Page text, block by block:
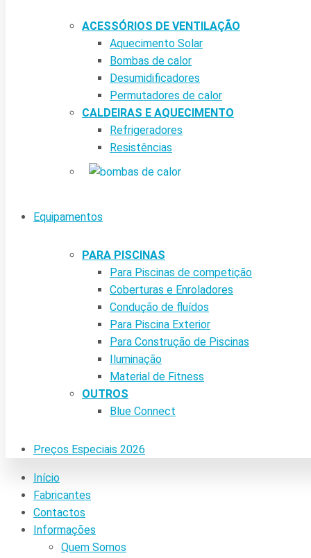
ACESSÓRIOS DE VENTILAÇÃO
Aquecimento Solar
Bombas de calor
Desumidificadores
Permutadores de calor
CALDEIRAS E AQUECIMENTO
Refrigeradores
Resistências
Equipamentos
PARA PISCINAS
Para Piscinas de competição
Coberturas e Enroladores
Condução de fluídos
Para Piscina Exterior
Para Construção de Piscinas
Iluminação
Material de Fitness
OUTROS
Blue Connect
Preços Especiais 2026
Início
Fabricantes
Contactos
Informações
Quem Somos